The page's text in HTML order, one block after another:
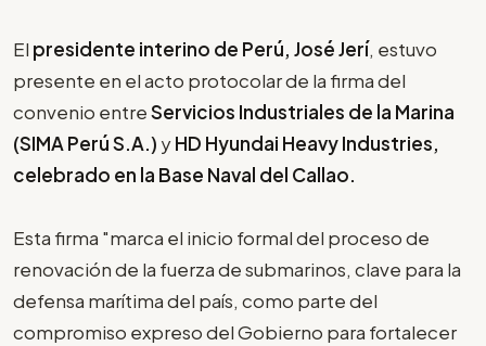
El presidente interino de Perú, José Jerí, estuvo
presente en el acto protocolar de la firma del
convenio entreServicios Industriales de la Marina
(SIMA Perú S.A.) yHD Hyundai Heavy Industries,
celebrado en la Base Naval del Callao.
Esta firma "marca el inicio formal del proceso de
renovación de la fuerza de submarinos, clave para la
defensa marítima del país, como parte del
compromiso expreso del Gobierno para fortalecer